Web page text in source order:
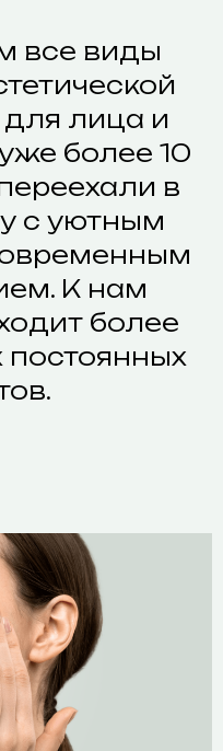
все виды
для лица и
более 10
в
с уютным
К нам
более